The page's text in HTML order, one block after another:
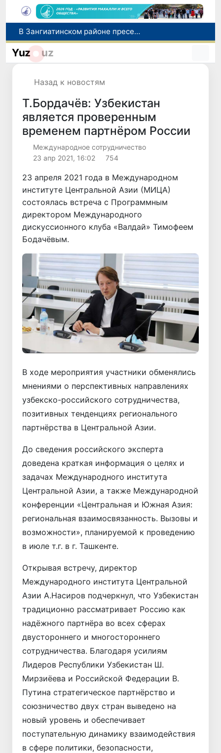
В Зангиатинском районе пресекли подпольное производство косметики и бытовой химии под известными брендами
В Узбекистане расширили льготное финансирование проектов в животноводстве и рыбном хозяйстве
Yuz uz
Назад к новостям
Т.Бордачёв: Узбекистан
является проверенным
временем партнёром России
Международное сотрудничество
23 апр 2021, 16:02
754
23 апреля 2021 года в Международном
институте Центральной Азии (МИЦА)
состоялась встреча с Программным
директором Международного
дискуссионного клуба «Валдай» Тимофеем
Бодачёвым.
В ходе мероприятия участники обменялись
мнениями о перспективных направлениях
узбекско-российского сотрудничества,
позитивных тенденциях регионального
партнёрства в Центральной Азии.
До сведения российского эксперта
доведена краткая информация о целях и
задачах Международного института
Центральной Азии, а также Международной
конференции «Центральная и Южная Азия:
региональная взаимосвязанность. Вызовы и
возможности», планируемой к проведению
в июле т.г. в г. Ташкенте.
Открывая встречу, директор
Международного института Центральной
Азии А.Насиров подчеркнул, что Узбекистан
традиционно рассматривает Россию как
надёжного партнёра во всех сферах
двустороннего и многостороннего
сотрудничества. Благодаря усилиям
Лидеров Республики Узбекистан Ш.
Мирзиёева и Российской Федерации В.
Путина стратегическое партнёрство и
союзничество двух стран выведено на
новый уровень и обеспечивает
поступательную динамику взаимодействия
в сфере политики, безопасности,